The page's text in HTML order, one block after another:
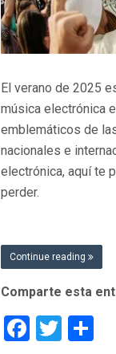
El verano de 2025
música electrónica
emblemáticos de
nacionales e
electrónica, aquí te
perder.
Continue reading
Comparte esta